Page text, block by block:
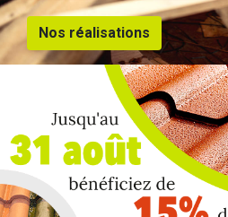
Nos réalisations